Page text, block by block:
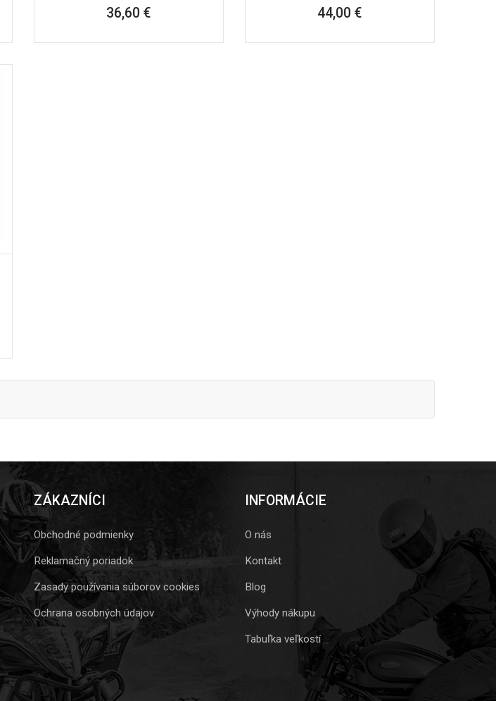
36,60 € 44,00 €
ZÁKAZNÍCI
Obchodné podmienky
Reklamačný poriadok
Zasady používania súborov cookies
Ochrana osobných údajov
INFORMÁCIE
O nás
Kontakt
Blog
Výhody nákupu
Tabuľka veľkostí